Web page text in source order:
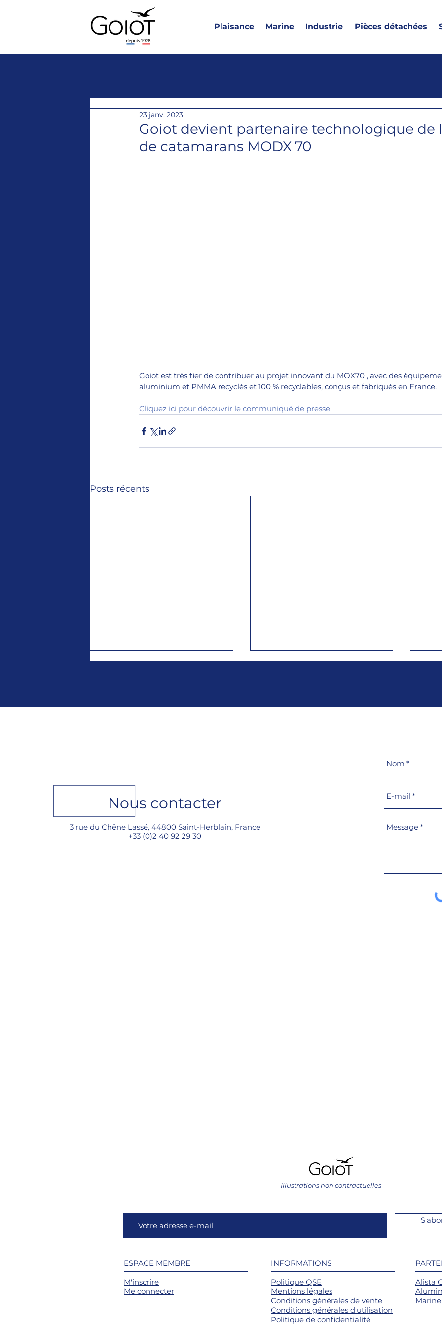
Plaisance Marine Industrie Pièces détachées
Goiot devient partenaire technologique de
de catamarans MODX 70
23 janv. 2023
Goiot est très fier de contribuer au projet innovant du MOX70 , avec des
aluminium et PMMA recyclés et 100 % recyclables, conçus et fabriqués en France.
Cliquez ici pour découvrir le communiqué de presse
Posts récents
Nous contacter
3 rue du Chêne Lassé, 44800 Saint-Herblain, France
+33 (0)2 40 92 29 30
Illustrations non contractuelles
ESPACE MEMBRE
M'inscrire
Me connecter
INFORMATIONS
Politique QSE
Mentions légales
Conditions générales de vente
Conditions générales d'utilisation
Politique de confidentialité
Alista